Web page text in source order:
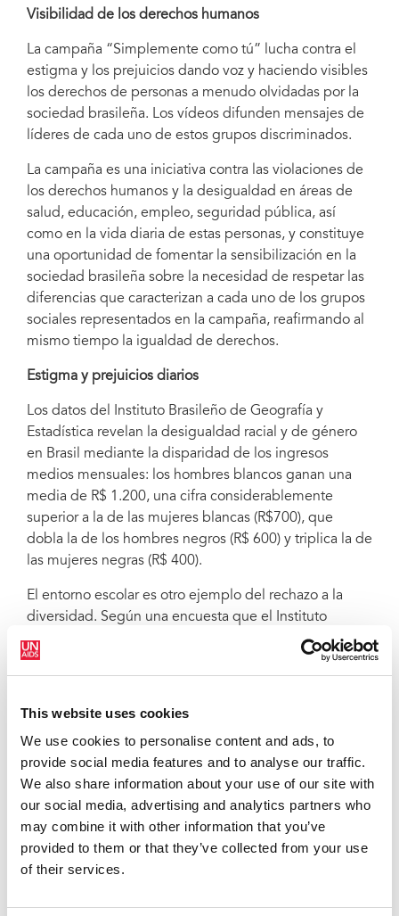
This website uses cookies
We use cookies to personalise content and ads, to
provide social media features and to analyse our traffic.
We also share information about your use of our site with
our social media, advertising and analytics partners who
may combine it with other information that you’ve
provided to them or that they’ve collected from your use
of their services.
Visibilidad de los derechos humanos
La campaña “Simplemente como tú” lucha contra el
estigma y los prejuicios dando voz y haciendo visibles
los derechos de personas a menudo olvidadas por la
sociedad brasileña. Los vídeos difunden mensajes de
líderes de cada uno de estos grupos discriminados.
La campaña es una iniciativa contra las violaciones de
los derechos humanos y la desigualdad en áreas de
salud, educación, empleo, seguridad pública, así
como en la vida diaria de estas personas, y constituye
una oportunidad de fomentar la sensibilización en la
sociedad brasileña sobre la necesidad de respetar las
diferencias que caracterizan a cada uno de los grupos
sociales representados en la campaña, reafirmando al
mismo tiempo la igualdad de derechos.
Estigma y prejuicios diarios
Los datos del Instituto Brasileño de Geografía y
Estadística revelan la desigualdad racial y de género
en Brasil mediante la disparidad de los ingresos
medios mensuales: los hombres blancos ganan una
media de R$ 1.200, una cifra considerablemente
superior a la de las mujeres blancas (R$700), que
dobla la de los hombres negros (R$ 600) y triplica la de
las mujeres negras (R$ 400).
El entorno escolar es otro ejemplo del rechazo a la
diversidad. Según una encuesta que el Instituto
Nacional de Investigación y Estudios Educativos Anísio
Teixeira y la Fundación del Instituto de Investigación
mostraban contrarios a la diversidad, especialmente
en lo que respecta a la homosexualidad (72%).
Apoyos a la campaña
Los prejuicios se manifiestan mediante actitudes y
prácticas discriminatorias, como la humillación, la